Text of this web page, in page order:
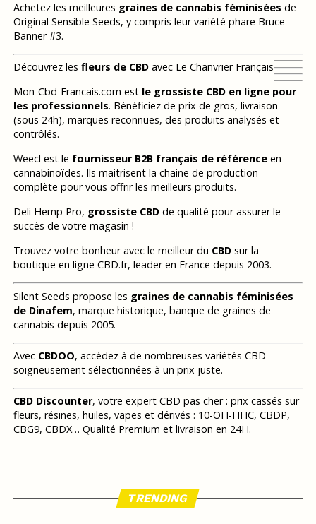
Achetez les meilleures graines de cannabis féminisées de
Original Sensible Seeds, y compris leur variété phare Bruce
Banner #3.
Découvrez les fleurs de CBDavec Le Chanvrier Français
Mon-Cbd-Francais.com est le grossiste CBD en ligne pour
les professionnels. Bénéficiez de prix de gros, livraison
(sous 24h), marques reconnues, des produits analysés et
contrôlés.
Weecl est le fournisseur B2B français de référenceen
cannabinoïdes. Ils maitrisent la chaine de production
complète pour vous offrir les meilleurs produits.
Deli Hemp Pro, grossiste CBDde qualité pour assurer le
succès de votre magasin !
Trouvez votre bonheur avec le meilleur du CBDsur la
boutique en ligne CBD.fr, leader en France depuis 2003.
Silent Seeds propose les graines de cannabis féminisées
de Dinafem, marque historique, banque de graines de
cannabis depuis 2005.
Avec CBDOO, accédez à de nombreuses variétés CBD
soigneusement sélectionnées à un prix juste.
CBD Discounter, votre expert CBD pas cher : prix cassés sur
fleurs, résines, huiles, vapes et dérivés : 10-OH-HHC, CBDP,
CBG9, CBDX… Qualité Premium et livraison en 24H.
TRENDING